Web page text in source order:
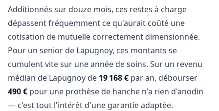
Additionnés sur douze mois, ces restes à charge
dépassent fréquemment ce qu'aurait coûté une
cotisation de mutuelle correctement dimensionnée.
Pour un senior de Lapugnoy, ces montants se
cumulent vite sur une année de soins. Sur un revenu
médian de Lapugnoy de 19 168 € par an, débourser
490 € pour une prothèse de hanche n'a rien d'anodin
— c'est tout l'intérêt d'une garantie adaptée.